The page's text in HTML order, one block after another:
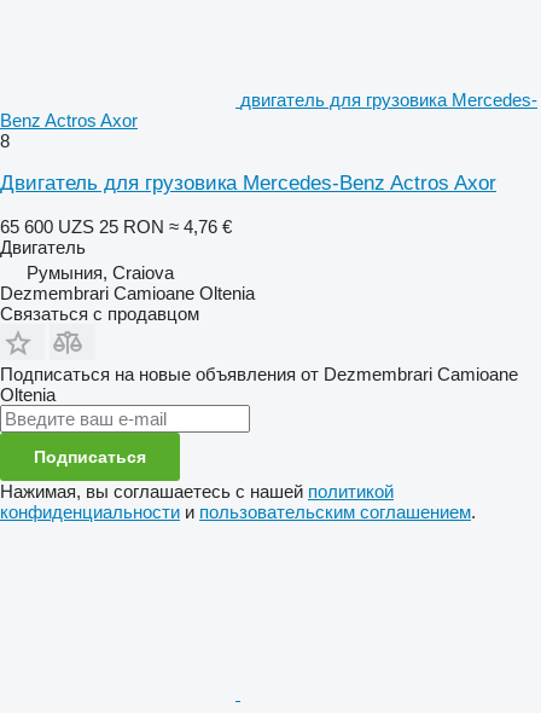
двигатель для грузовика Mercedes-
Benz Actros Axor
8
Двигатель для грузовика Mercedes-Benz Actros Axor
65 600 UZS 25 RON ≈ 4,76 €
Двигатель
Румыния, Craiova
Dezmembrari Camioane Oltenia
Связаться с продавцом
Подписаться на новые объявления от Dezmembrari Camioane
Oltenia
Подписаться
Нажимая, вы соглашаетесь с нашей политикой
конфиденциальности и пользовательским соглашением.